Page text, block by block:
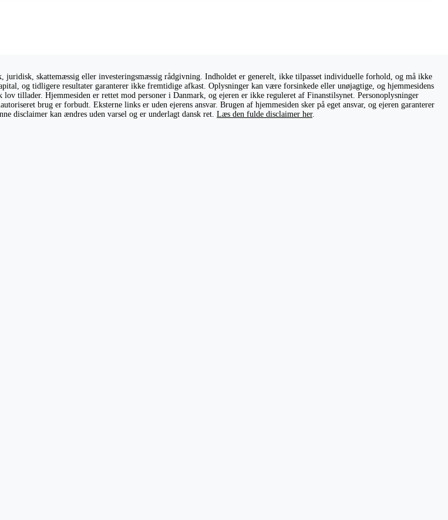
skattemæssig eller investeringsmæssig rådgivning. Indholdet er generelt, ikke tilpasset individuelle forhold, og må ikke
og tidligere resultater garanterer ikke fremtidige afkast. Oplysninger kan være forsinkede eller unøjagtige, og hjemmesidens
tillader. Hjemmesiden er rettet mod personer i Danmark, og ejeren er ikke reguleret af Finanstilsynet. Personoplysninger
brug er forbudt. Eksterne links er uden ejerens ansvar. Brugen af hjemmesiden sker på eget ansvar, og ejeren garanterer
disclaimer kan ændres uden varsel og er underlagt dansk ret. Læs den fulde disclaimer her.